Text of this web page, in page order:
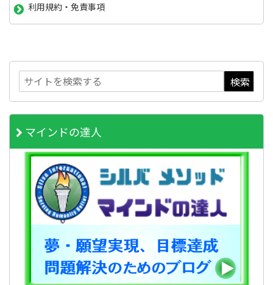
利用規約・免責事項
マインドの達人